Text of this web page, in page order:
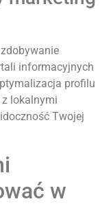
informacyjnych
profilu
z lokalnymi
Twojej
w